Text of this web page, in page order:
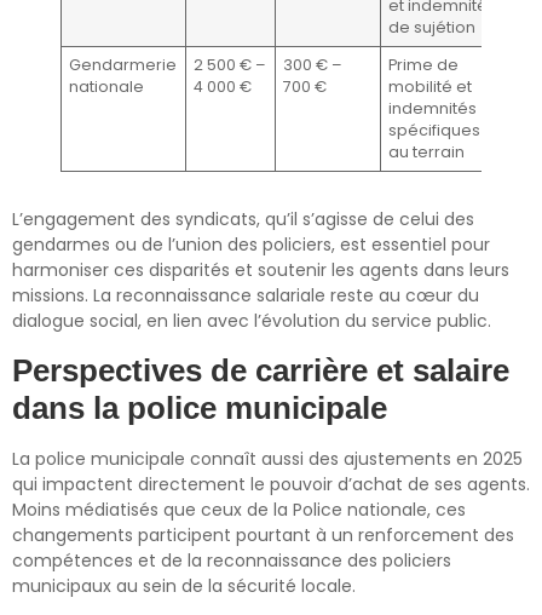
et indemnité
de sujétion
Gendarmerie
nationale
2 500 € –
4 000 €
300 € –
700 €
Prime de
mobilité et
indemnités
spécifiques
au terrain
L’engagement des syndicats, qu’il s’agisse de celui des
gendarmes ou de l’union des policiers, est essentiel pour
harmoniser ces disparités et soutenir les agents dans leurs
missions. La reconnaissance salariale reste au cœur du
dialogue social, en lien avec l’évolution du service public.
Perspectives de carrière et salaire
dans la police municipale
La police municipale connaît aussi des ajustements en 2025
qui impactent directement le pouvoir d’achat de ses agents.
Moins médiatisés que ceux de la Police nationale, ces
changements participent pourtant à un renforcement des
compétences et de la reconnaissance des policiers
municipaux au sein de la sécurité locale.